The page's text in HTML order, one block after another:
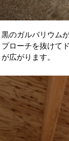
黒のガルバリウム
プローチを抜けて
が広がります。